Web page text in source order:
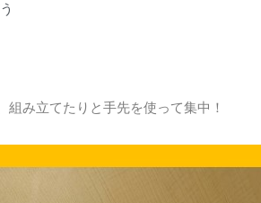
み立てたりと手先を使って集中！